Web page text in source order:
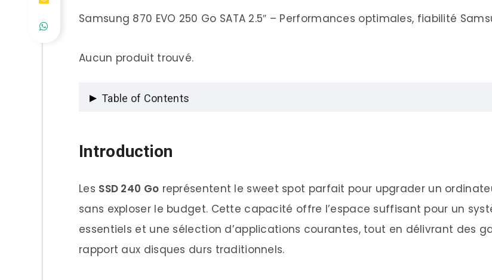
Samsung 870 EVO 250 Go SATA 2.5″ – Performances optimales, fiabilité
Aucun produit trouvé.
Table of Contents
Rapport Performance/Prix Optimal
Gain de Performance Spectaculaire
Introduction
Les SSD 240 Go représentent le sweet spot parfait pour upgrader un
sans exploser le budget. Cette capacité offre l’espace suffisant pour un
essentiels et une sélection d’applications courantes, tout en délivrant des
rapport aux disques durs traditionnels.